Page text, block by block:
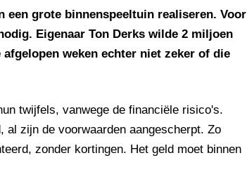
grote binnenspeeltuin realiseren. Voor
Eigenaar Ton Derks wilde 2 miljoen
weken echter niet zeker of die
twijfels, vanwege de financiële risico's.
al zijn de voorwaarden aangescherpt. Zo
zonder kortingen. Het geld moet binnen